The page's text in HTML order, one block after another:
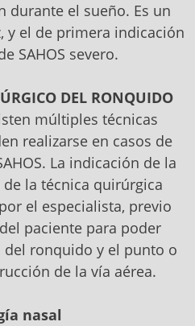
durante el sueño. Es un
y el de primera indicación
SAHOS severo.
DEL RONQUIDO
múltiples técnicas
realizarse en casos de
La indicación de la
la técnica quirúrgica
el especialista, previo
paciente para poder
del ronquido y el punto o
de la vía aérea.
nasal